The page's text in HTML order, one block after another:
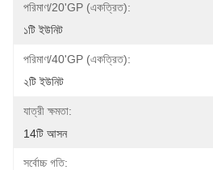
পরিমাণ/20'GP (একত্রিত):
১টি ইউনিট
পরিমাণ/40'GP (একত্রিত):
২টি ইউনিট
যাত্রী ক্ষমতা:
14টি আসন
সর্বোচ্চ গতি: